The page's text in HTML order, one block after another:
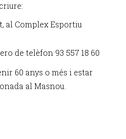
al Complex Esportiu
de telèfon 93 557 18 60
60 anys o més i estar
al Masnou.